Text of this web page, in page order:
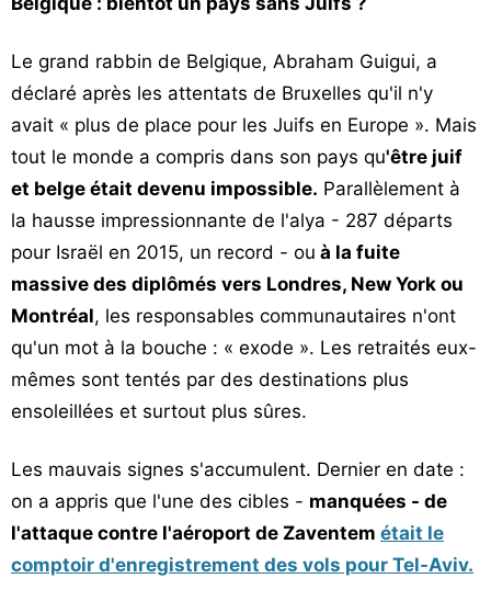
Tech
Insolites
Cuisine
Vos
chroniques
Les
bonnes
adresses
Le grand rabbin de Belgique, Abraham Guigui, a
déclaré après les attentats de Bruxelles qu'il n'y
avait « plus de place pour les Juifs en Europe ». Mais
tout le monde a compris dans son pays qu'être juif
et belge était devenu impossible. Parallèlement à
la hausse impressionnante de l'alya - 287 départs
pour Israël en 2015, un record - ou à la fuite
massive des diplômés vers Londres, New York ou
Montréal, les responsables communautaires n'ont
qu'un mot à la bouche : « exode ». Les retraités eux-
mêmes sont tentés par des destinations plus
ensoleillées et surtout plus sûres.
Les mauvais signes s'accumulent. Dernier en date :
on a appris que l'une des cibles - manquées - de
l'attaque contre l'aéroport de Zaventem était le
comptoir d'enregistrement des vols pour Tel-Aviv.